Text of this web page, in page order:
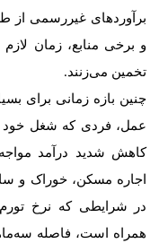
برآوردهای غیررسمی از
تخمین می‌زنند.
چنین بازه زمانی برای
عمل، فردی که شغل خود
کاهش شدید درآمد
اجاره مسکن، خوراک و
در شرایطی که نرخ تورم
همراه است، فاصله